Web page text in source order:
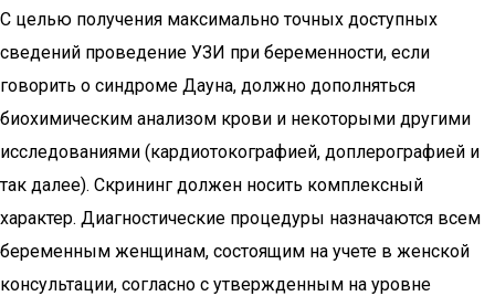
С целью получения максимально точных доступных
сведений проведение УЗИ при беременности, если
говорить о синдроме Дауна, должно дополняться
биохимическим анализом крови и некоторыми другими
исследованиями (кардиотокографией, доплерографией и
так далее). Скрининг должен носить комплексный
характер. Диагностические процедуры назначаются всем
беременным женщинам, состоящим на учете в женской
консультации, согласно с утвержденным на уровне